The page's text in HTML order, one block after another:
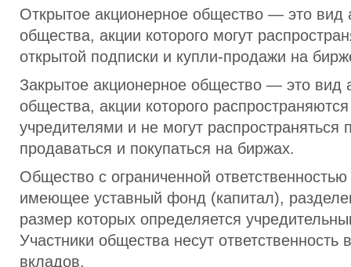
Открытое акционерное общество — это вид
общества, акции которого могут
открытой подписки и купли-продажи на
Закрытое акционерное общество — это вид
общества, акции которого
учредителями и не могут распространяться
продаваться и покупаться на биржах.
Общество с ограниченной
имеющее уставный фонд (капитал),
размер которых определяется
Участники общества несут ответственность
вкладов.